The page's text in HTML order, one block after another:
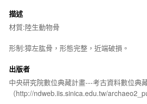
描述
材質:陸生動物骨
形制:獐左肱骨，形態完整，近端破損。
出版者
中央研究院數位典藏計畫---考古資料數位典
（http://ndweb.iis.sinica.edu.tw/